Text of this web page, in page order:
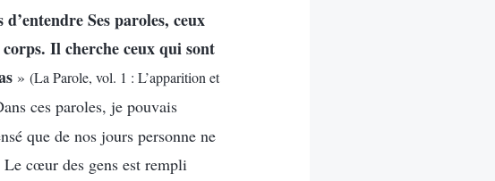
Ses paroles, ceux
Il cherche ceux qui sont
» (La Parole, vol. 1 : L’apparition et
ces paroles, je pouvais
que de nos jours personne ne
cœur des gens est rempli